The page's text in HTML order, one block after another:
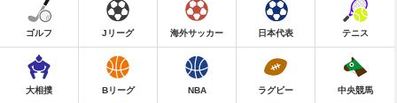
ゴルフ Jリーグ 海外サッカー 日本代表 テニス
大相撲 Bリーグ NBA ラグビー 中央競馬